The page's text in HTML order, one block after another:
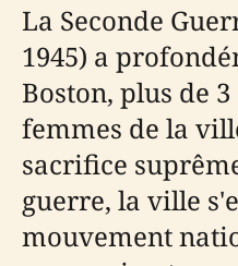
La Seconde
1945) a
Boston, plus de
femmes de la
sacrifice
guerre, la ville
mouvement